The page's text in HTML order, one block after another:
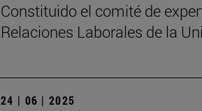
Constituido el comité de
Relaciones Laborales de la
24 | 06 | 2025